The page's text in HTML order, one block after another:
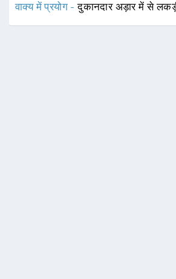
वाक्य में प्रयोग -दुकानदार अड़ार में से